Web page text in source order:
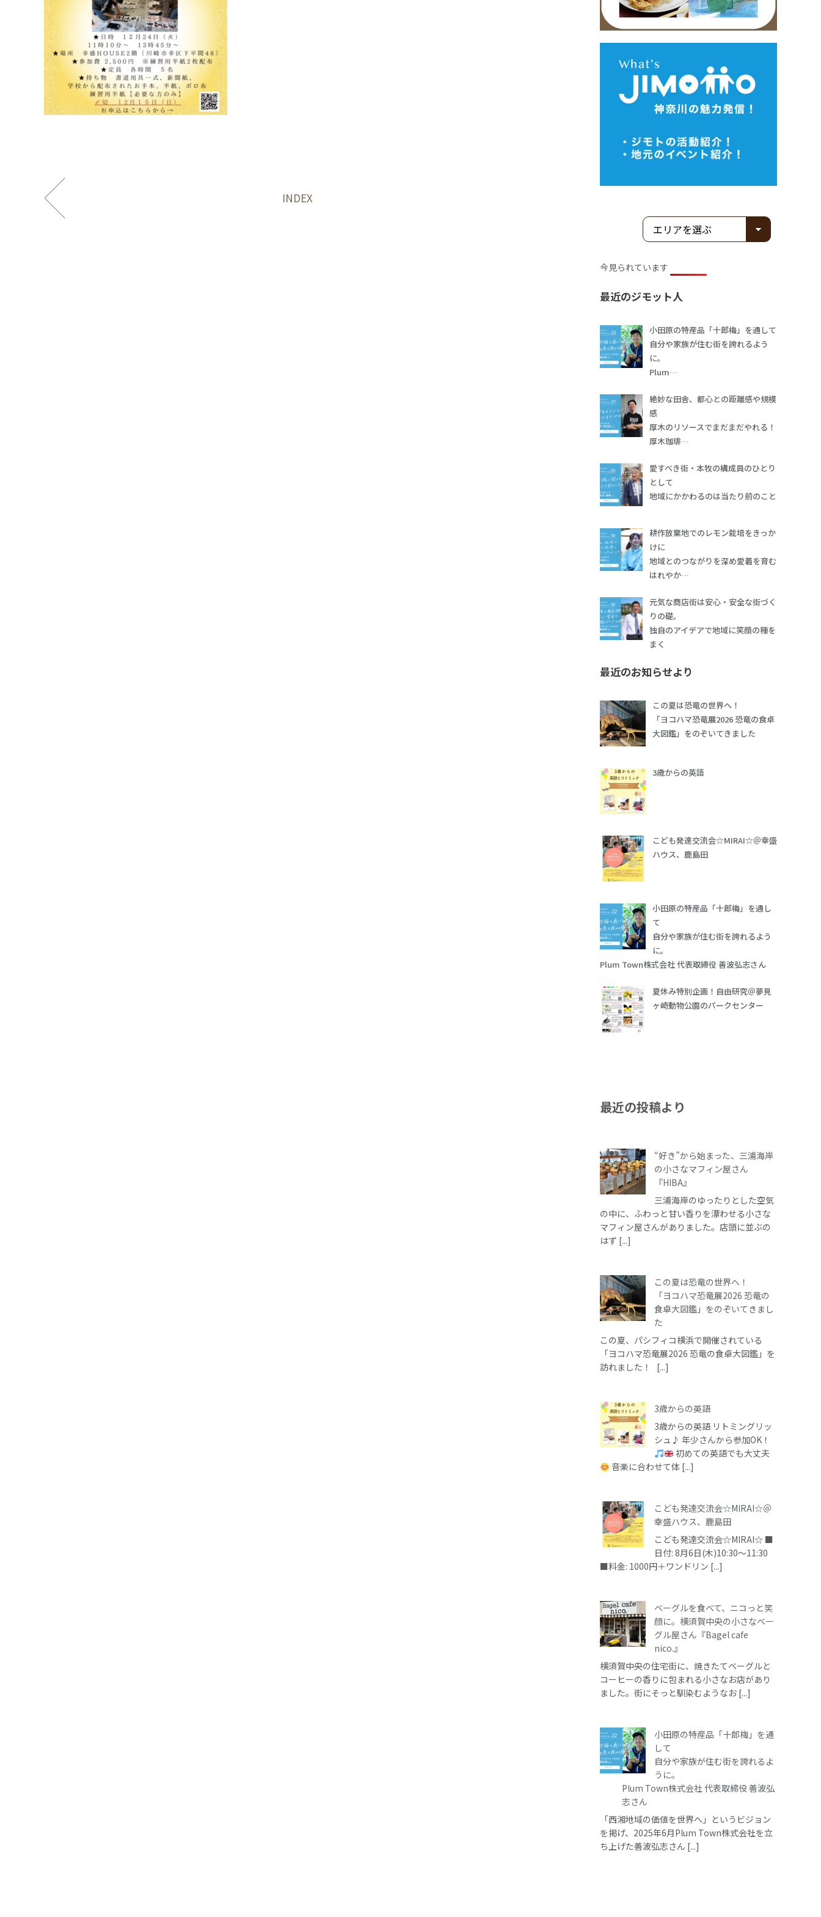
INDEX
今見られています
最近のジモット人
小田原の特産品「十郎梅」を通して
自分や家族が住む街を誇れるよう
に。
Plum…
絶妙な田舎、都心との距離感や規模
感
厚木のリソースでまだまだやれる！
厚木珈琲…
愛すべき街・本牧の構成員のひとり
として
地域にかかわるのは当たり前のこと
耕作放棄地でのレモン栽培をきっか
けに
地域とのつながりを深め愛着を育む
はれやか…
元気な商店街は安心・安全な街づく
りの礎。
独自のアイデアで地域に笑顔の種を
まく
最近のお知らせより
この夏は恐竜の世界へ！
「ヨコハマ恐竜展2026 恐竜の食卓
大図鑑」をのぞいてきました
3歳からの英語
こども発達交流会☆MIRAI☆＠幸盛
ハウス、鹿島田
小田原の特産品「十郎梅」を通し
て
自分や家族が住む街を誇れるよう
に。
Plum Town株式会社 代表取締役 善波弘志さん
夏休み特別企画！自由研究＠夢見
ヶ崎動物公園のパークセンター
最近の投稿より
“好き”から始まった、三浦海岸
の小さなマフィン屋さん
『HIBA』
三浦海岸のゆったりとした空気
の中に、ふわっと甘い香りを漂わせる小さな
マフィン屋さんがありました。店頭に並ぶの
はず [...]
この夏は恐竜の世界へ！
「ヨコハマ恐竜展2026 恐竜の
食卓大図鑑」をのぞいてきまし
た
この夏、パシフィコ横浜で開催されている
「ヨコハマ恐竜展2026 恐竜の食卓大図鑑」を
訪れました！ [...]
3歳からの英語
3歳からの英語 リトミングリッ
シュ♪ 年少さんから参加OK！
初めての英語でも大丈夫
音楽に合わせて体 [...]
こども発達交流会☆MIRAI☆＠
幸盛ハウス、鹿島田
こども発達交流会☆MIRAI☆ ■
日付: 8月6日(木)10:30～11:30
■料金: 1000円＋ワンドリン [...]
ベーグルを食べて、ニコっと笑
顔に。横須賀中央の小さなベー
グル屋さん『Bagel cafe
nico.』
横須賀中央の住宅街に、焼きたてベーグルと
コーヒーの香りに包まれる小さなお店があり
ました。街にそっと馴染むようなお [...]
小田原の特産品「十郎梅」を通
して
自分や家族が住む街を誇れるよ
うに。
Plum Town株式会社 代表取締役 善波弘
志さん
「西湘地域の価値を世界へ」というビジョン
を掲げ、2025年6月Plum Town株式会社を立
ち上げた善波弘志さん [...]